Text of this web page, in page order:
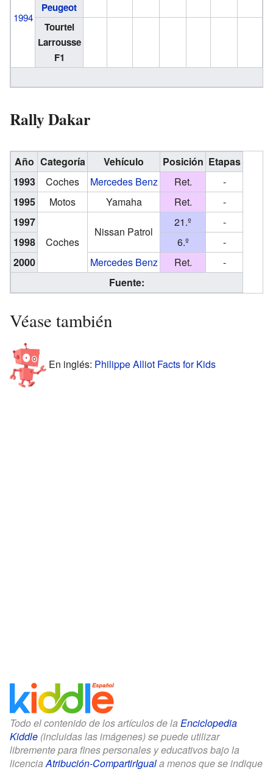
1994
Peugeot
Tourtel
Larrousse
F1
Rally Dakar
Año Categoría Vehículo Posición Etapas
1993
Coches Mercedes Benz Ret.
-
1995
Motos Yamaha Ret.
-
1997
Coches
Nissan Patrol
21.º
-
1998
6.º
-
2000
Mercedes Benz Ret.
-
Fuente:
Véase también
En inglés: Philippe Alliot Facts for Kids
Todo el contenido de los artículos de la Enciclopedia
Kiddle (incluidas las imágenes) se puede utilizar
libremente para fines personales y educativos bajo la
licencia Atribución-CompartirIguala menos que se indique